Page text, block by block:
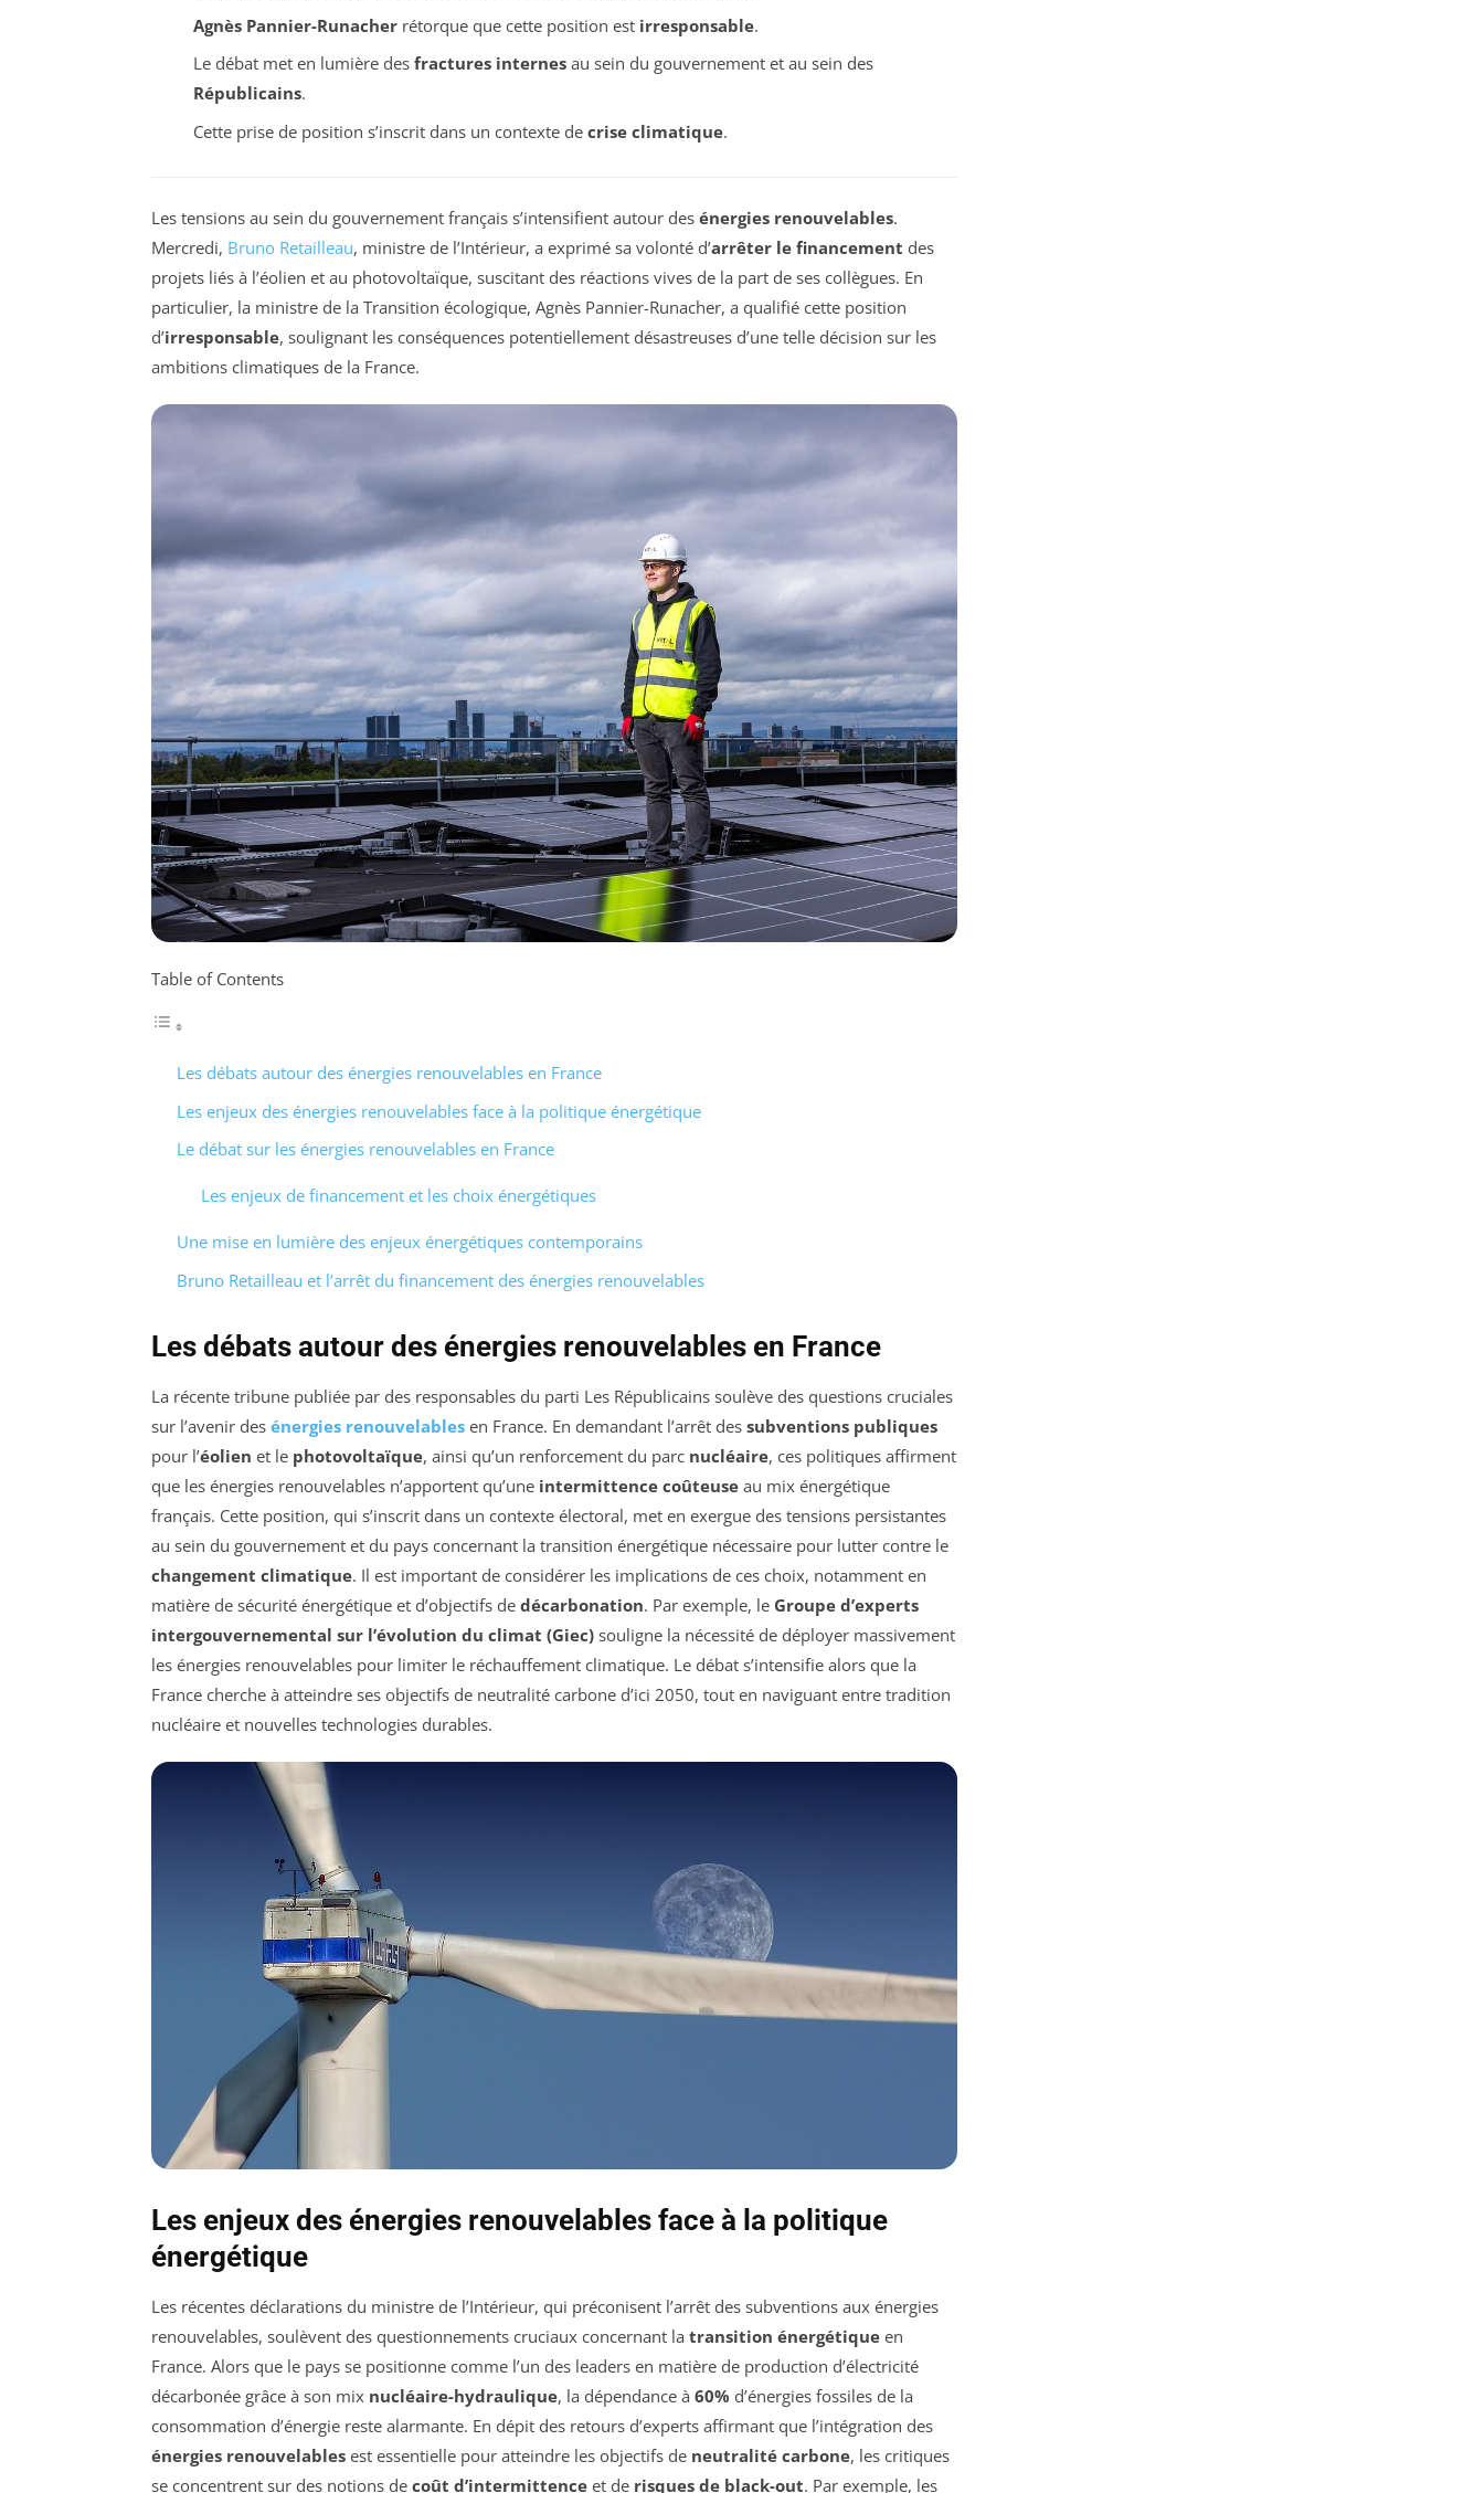
Agnès Pannier-Runacherrétorque que cette position est irresponsable.
Le débat met en lumière des fractures internesau sein du gouvernement et au sein des
Républicains.
Cette prise de position s’inscrit dans un contexte de crise climatique.
Les tensions au sein du gouvernement français s’intensifient autour des énergies renouvelables.
Mercredi, Bruno Retailleau, ministre de l’Intérieur, a exprimé sa volonté d’arrêter le financement des
projets liés à l’éolien et au photovoltaïque, suscitant des réactions vives de la part de ses collègues. En
particulier, la ministre de la Transition écologique, Agnès Pannier-Runacher, a qualifié cette position
d’irresponsable, soulignant les conséquences potentiellement désastreuses d’une telle décision sur les
ambitions climatiques de la France.
Table of Contents
Les débats autour des énergies renouvelables en France
Les enjeux des énergies renouvelables face à la politique énergétique
Le débat sur les énergies renouvelables en France
Les enjeux de financement et les choix énergétiques
Une mise en lumière des enjeux énergétiques contemporains
Bruno Retailleau et l’arrêt du financement des énergies renouvelables
Les débats autour des énergies renouvelables en France
La récente tribune publiée par des responsables du parti Les Républicains soulève des questions cruciales
sur l’avenir des énergies renouvelables en France. En demandant l’arrêt des subventions publiques
pour l’éolien et le photovoltaïque, ainsi qu’un renforcement du parc nucléaire, ces politiques affirment
que les énergies renouvelables n’apportent qu’une intermittence coûteuse au mix énergétique
français. Cette position, qui s’inscrit dans un contexte électoral, met en exergue des tensions persistantes
au sein du gouvernement et du pays concernant la transition énergétique nécessaire pour lutter contre le
changement climatique. Il est important de considérer les implications de ces choix, notamment en
matière de sécurité énergétique et d’objectifs de décarbonation. Par exemple, le Groupe d’experts
intergouvernemental sur l’évolution du climat (Giec) souligne la nécessité de déployer massivement
les énergies renouvelables pour limiter le réchauffement climatique. Le débat s’intensifie alors que la
France cherche à atteindre ses objectifs de neutralité carbone d’ici 2050, tout en naviguant entre tradition
nucléaire et nouvelles technologies durables.
Les enjeux des énergies renouvelables face à la politique
énergétique
Les récentes déclarations du ministre de l’Intérieur, qui préconisent l’arrêt des subventions aux énergies
renouvelables, soulèvent des questionnements cruciaux concernant la transition énergétique en
France. Alors que le pays se positionne comme l’un des leaders en matière de production d’électricité
décarbonée grâce à son mix nucléaire-hydraulique, la dépendance à 60% d’énergies fossiles de la
consommation d’énergie reste alarmante. En dépit des retours d’experts affirmant que l’intégration des
énergies renouvelables est essentielle pour atteindre les objectifs de neutralité carbone, les critiques
se concentrent sur des notions de coût d’intermittence et de risques de black-out. Par exemple, les